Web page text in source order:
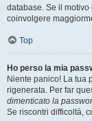
database. Se il motivo
coinvolgere
Top
Ho perso la mia
Niente panico! La tua
rigenerata. Per far
dimenticato la
Se riscontri difficoltà,